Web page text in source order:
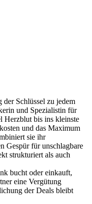
Schlüssel zu jedem
und Spezialistin für
Herzblut bis ins kleinste
und das Maximum
sie ihr
Gespür für unschlagbare
strukturiert als auch
bucht oder einkauft,
eine Vergütung
der Deals bleibt